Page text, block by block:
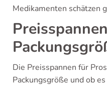
Medikamenten schätzen
Die Preisspannen für
Packungsgröße und ob